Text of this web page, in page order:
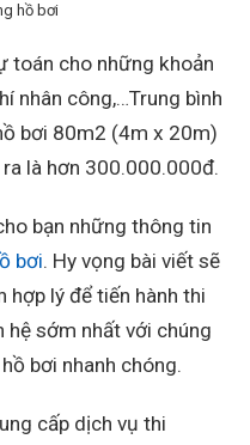
hồ bơi
toán cho những khoản
nhân công,…Trung bình
bơi 80m2 (4m x 20m)
là hơn 300.000.000đ.
bạn những thông tin
bơi. Hy vọng bài viết sẽ
hợp lý để tiến hành thi
hệ sớm nhất với chúng
bơi nhanh chóng.
cấp dịch vụ thi